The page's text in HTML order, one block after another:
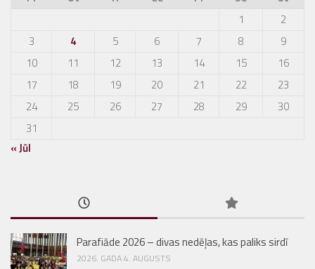
1
2
3
4 5 6 7 8
9
10
11 12 13 14 15
16
17
18 19 20 21 22
23
24
25 26 27 28 29
30
31
« Jūl
Parafiāde 2026 – divas nedēļas, kas paliks sirdī
2026. GADA 4. AUGUSTS